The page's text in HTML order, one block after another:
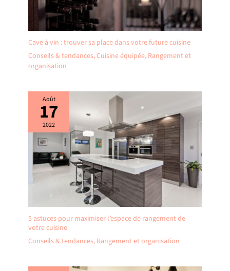
Cave à vin : trouver sa place dans votre future cuisine
Conseils & tendances,Cuisine équipée, Rangement et
organisation
Août
17
2022
5 astuces pour maximiser l’espace de rangement de
votre cuisine
Conseils & tendances, Rangement et organisation